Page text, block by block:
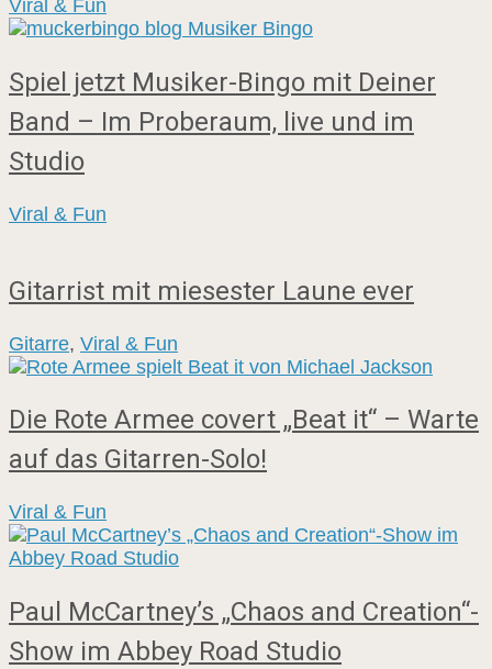
Viral & Fun
Spiel jetzt Musiker-Bingo mit Deiner
Band – Im Proberaum, live und im
Studio
Viral & Fun
Gitarrist mit miesester Laune ever
Gitarre, Viral & Fun
Die Rote Armee covert „Beat it“ – Warte
auf das Gitarren-Solo!
Viral & Fun
Paul McCartney’s „Chaos and Creation“-
Show im Abbey Road Studio